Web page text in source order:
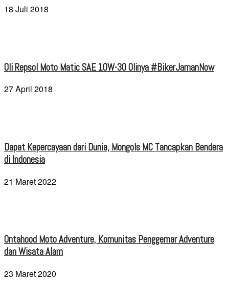
18 Juli 2018
Oli Repsol Moto Matic SAE 10W-30 Olinya #BikerJamanNow
27 April 2018
Dapat Kepercayaan dari Dunia, Mongols MC Tancapkan Bendera
di Indonesia
21 Maret 2022
Ontahood Moto Adventure, Komunitas Penggemar Adventure
dan Wisata Alam
23 Maret 2020